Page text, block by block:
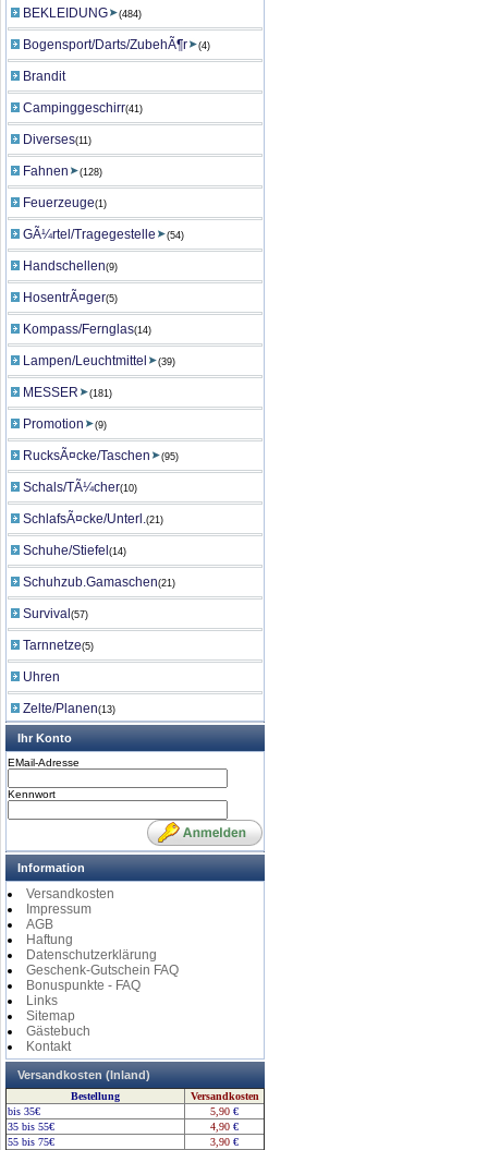
BEKLEIDUNG (484)
Bogensport/Darts/ZubehÃ¶r (4)
Brandit
Campinggeschirr(41)
Diverses(11)
Fahnen (128)
Feuerzeuge(1)
GÃ¼rtel/Tragegestelle (54)
Handschellen(9)
HosentrÃ¤ger(5)
Kompass/Fernglas(14)
Lampen/Leuchtmittel (39)
MESSER (181)
Promotion (9)
RucksÃ¤cke/Taschen (95)
Schals/TÃ¼cher(10)
SchlafsÃ¤cke/Unterl.(21)
Schuhe/Stiefel (14)
Schuhzub.Gamaschen(21)
Survival (57)
Tarnnetze(5)
Uhren
Zelte/Planen(13)
Ihr Konto
EMail-Adresse
Kennwort
Information
Versandkosten
Impressum
AGB
Haftung
Datenschutzerklärung
Geschenk-Gutschein FAQ
Bonuspunkte - FAQ
Links
Sitemap
Gästebuch
Kontakt
Versandkosten (Inland)
Bestellung
Versandkosten
bis 35€
5,90 €
35 bis 55€
4,90 €
55 bis 75€
3,90 €